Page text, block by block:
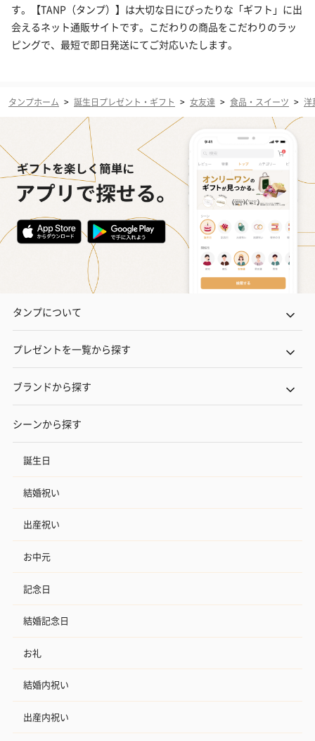
す。【TANP（タンプ）】は大切な日にぴったりな「ギフト」に出
会えるネット通販サイトです。こだわりの商品をこだわりのラッ
ピングで、最短で即日発送にてご対応いたします。
タンプホーム > 誕生日プレゼント・ギフト > 女友達 > 食品・スイーツ > 洋
タンプについて
プレゼントを一覧から探す
ブランドから探す
シーンから探す
誕生日
結婚祝い
出産祝い
お中元
記念日
結婚記念日
お礼
結婚内祝い
出産内祝い